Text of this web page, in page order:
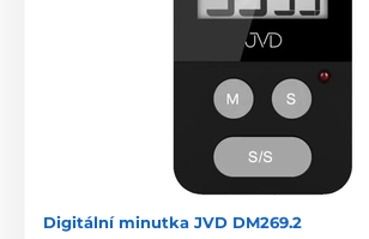
Digitální minutka JVD DM269.2